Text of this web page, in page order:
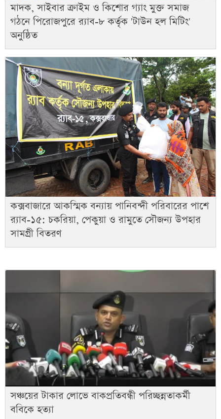
মাদক, সাইবার ক্রাইম ও কিশোর গ্যাং মুক্ত সমাজ
গঠনে পিরোজপুরে র‍্যাব-৮ কর্তৃক 'টাউন হল মিটিং'
অনুষ্ঠিত
কক্সবাজারে আকস্মিক বন্যায় পানিবন্দী পরিবারের পাশে
র‌্যাব-১৫: চকরিয়া, পেকুয়া ও রামুতে সৌজন্য উপহার
সামগ্রী বিতরণ
সঞ্চয়ের টাকার লোভে বাকপ্রতিবন্ধী পরিচ্ছন্নতাকর্মী
ববিকে হত্যা